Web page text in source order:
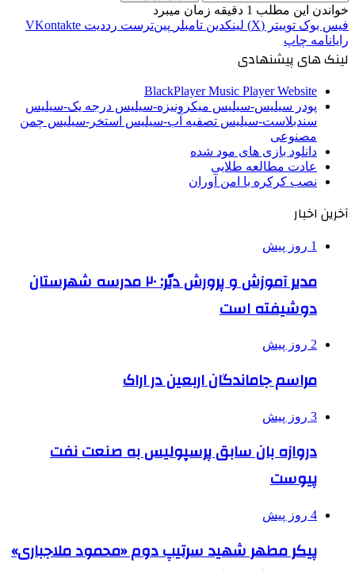
خواندن این مطلب 1 دقیقه زمان میبرد
فیس بوک توییتر (X) لینکدین ‫تامبلر ‫پین‌ترست ‫رددیت ‫VKontakte
رایانامه چاپ
لینک های پیشنهادی
BlackPlayer Music Player Website
پودر سیلیس-سیلیس میکرونیزه-سیلیس درجه یک-سیلیس
سندبلاست-سیلیس تصفیه آب-سیلیس استخر-سیلیس چمن
مصنوعی
دانلود بازی های مود شده
عادت مطالعه طلایی
نصب کرکره با امن آوران
آخرین اخبار
1 روز پیش
مدیر آموزش و پرورش دیّر: ۲۰ مدرسه شهرستان
دوشیفته است
2 روز پیش
مراسم جاماندگان اربعین در اراک
3 روز پیش
دروازه بان سابق پرسپولیس به صنعت نفت
پیوست
4 روز پیش
پیکر مطهر شهید سرتیپ دوم «محمود ملاجباری»